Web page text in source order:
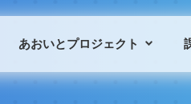
あおいとプロジェクト